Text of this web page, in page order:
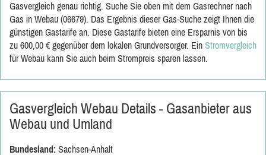
Gasvergleich genau richtig. Suche Sie oben mit dem Gasrechner nach
Gas in Webau (06679). Das Ergebnis dieser Gas-Suche zeigt Ihnen die
günstigen Gastarife an. Diese Gastarife bieten eine Ersparnis von bis
zu 600,00 € gegenüber dem lokalen Grundversorger. Ein Stromvergleich
für Webau kann Sie auch beim Strompreis sparen lassen.
Gasvergleich Webau Details - Gasanbieter aus
Webau und Umland
Bundesland: Sachsen-Anhalt